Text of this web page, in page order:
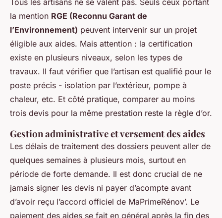
Tous les artisans ne se valent pas. Seuls ceux portant
la mention RGE (Reconnu Garant de
l’Environnement) peuvent intervenir sur un projet
éligible aux aides. Mais attention : la certification
existe en plusieurs niveaux, selon les types de
travaux. Il faut vérifier que l’artisan est qualifié pour le
poste précis - isolation par l’extérieur, pompe à
chaleur, etc. Et côté pratique, comparer au moins
trois devis pour la même prestation reste la règle d’or.
Gestion administrative et versement des aides
Les délais de traitement des dossiers peuvent aller de
quelques semaines à plusieurs mois, surtout en
période de forte demande. Il est donc crucial de ne
jamais signer les devis ni payer d’acompte avant
d’avoir reçu l’accord officiel de MaPrimeRénov’. Le
paiement des aides se fait en général après la fin des